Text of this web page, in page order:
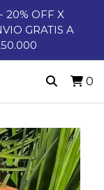
20% OFF X
GRATIS A
0